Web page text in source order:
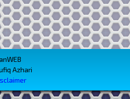
Azhari